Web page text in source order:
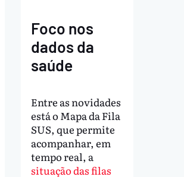
Foco nos
dados da
saúde
Entre as novidades
está o Mapa da Fila
SUS, que permite
acompanhar, em
tempo real, a
situação das filas